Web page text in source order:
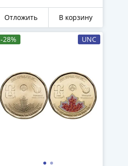
исполнении
Отложить В корзину
-28% UNC